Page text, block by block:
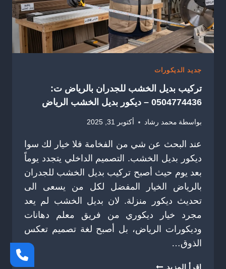
جديد الديكورات
تركيب بديل الخشب للجدران بالرياض ت:
0504774436 – ديكور بديل الخشب الرياض
بواسطة محمد رشاد أكتوبر 31, 2025
عند البحث عن شي من الفخامة فلا خيار لك سوا
ديكور بديل الخشب. التصميم الداخلي يتجدد يوماً
بعد يوم حيث أصبح تركيب بديل الخشب للجدران
بالرياض الخيار المفضل لكل من يسعى الى
تحديث ديكور منزلة. لان بديل الخشب لم يعد
مجرد خيار ديكوري من فريق معلم دهانات
وديكورات الرياض، بل أصبح لغة تصميم تعكس
الذوق…
إقرأ المزيد تركيب